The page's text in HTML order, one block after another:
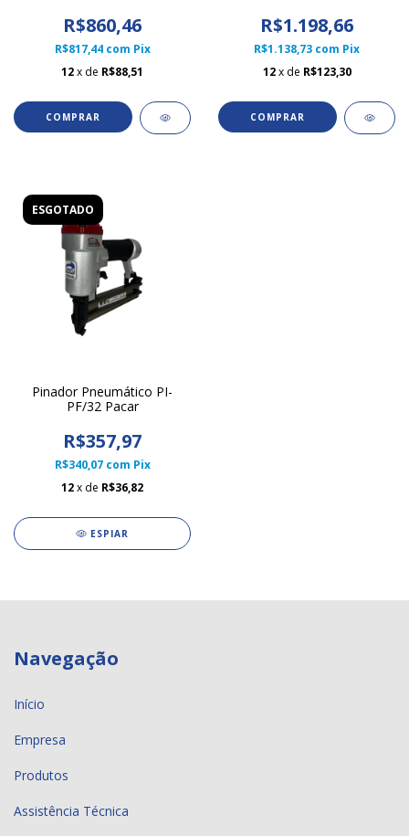
R$860,46
R$817,44 com Pix
12x de R$88,51
R$1.198,66
R$1.138,73 com Pix
12 x de R$123,30
ESGOTADO
Pinador Pneumático PI-
PF/32 Pacar
R$357,97
R$340,07 com Pix
12x de R$36,82
ESPIAR
Navegação
Início
Empresa
Produtos
Assistência Técnica